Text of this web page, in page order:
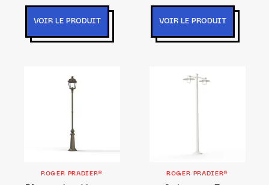
VOIR LE PRODUIT VOIR LE PRODUIT
ROGER PRADIER® ROGER PRADIER®